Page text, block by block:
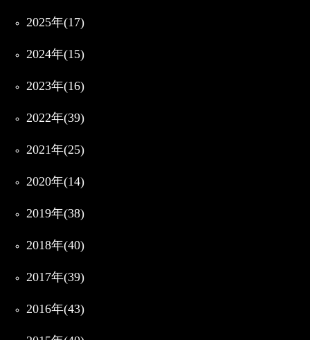
2025年(17)
2024年(15)
2023年(16)
2022年(39)
2021年(25)
2020年(14)
2019年(38)
2018年(40)
2017年(39)
2016年(43)